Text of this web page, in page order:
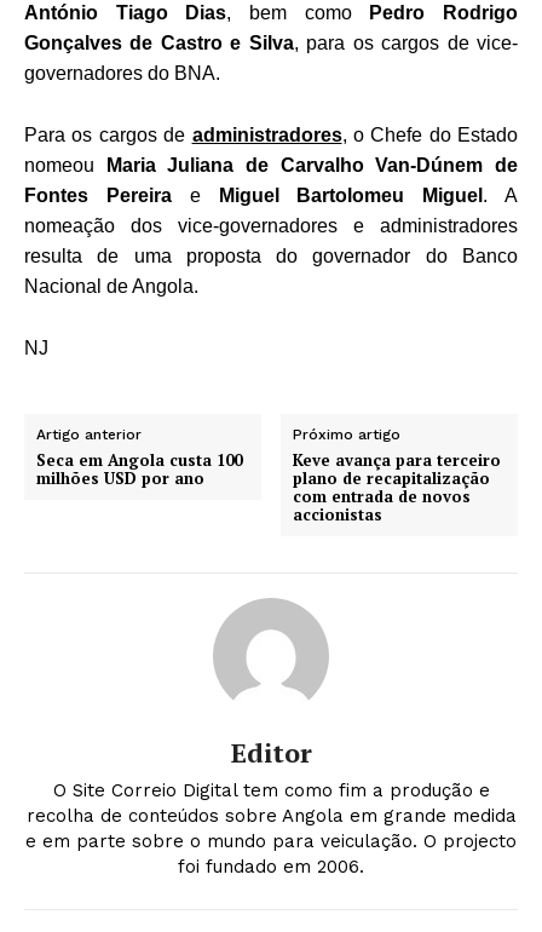
António Tiago Dias, bem como
Pedro Rodrigo
Gonçalves de Castro e Silva, para os cargos de vice-
governadores do BNA.
Para os cargos de administradores, o Chefe do Estado
nomeou
Maria Juliana de Carvalho Van-Dúnem de
Fontes Pereirae Miguel Bartolomeu Miguel . A
nomeação dos vice-governadores e administradores
resulta de uma proposta do governador do Banco
Nacional de Angola.
NJ
Artigo anterior
Seca em Angola custa 100
milhões USD por ano
Próximo artigo
Keve avança para terceiro
plano de recapitalização
com entrada de novos
accionistas
Editor
O Site Correio Digital tem como fim a produção e
recolha de conteúdos sobre Angola em grande medida
e em parte sobre o mundo para veiculação. O projecto
foi fundado em 2006.